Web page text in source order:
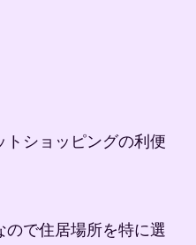
トショッピングの利便
で住居場所を特に選